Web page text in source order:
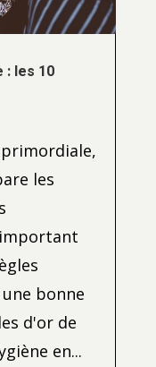
: les 10
les
bonne
d'or de
en...